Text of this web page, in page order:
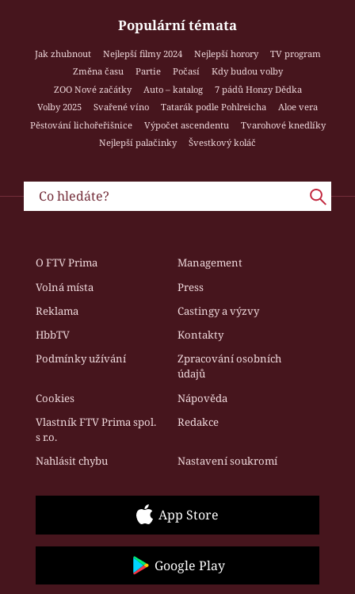
Populární témata
Jak zhubnout Nejlepší filmy 2024 Nejlepší horory
TV program
Změna času
Partie Počasí
Kdy budou volby
ZOO Nové začátky
Auto – katalog
7 pádů Honzy Dědka
Volby 2025
Svařené víno Tatarák podle Pohlreicha
Aloe vera
Pěstování lichořeřišnice
Výpočet ascendentu
Tvarohové knedlíky
Nejlepší palačinky
Švestkový koláč
O FTV Prima
Management
Volná místa
Press
Reklama
Castingy a výzvy
HbbTV
Kontakty
Podmínky užívání
Zpracování osobních
údajů
Cookies
Nápověda
Vlastník FTV Prima spol.
s r.o.
Redakce
Nahlásit chybu Nastavení soukromí
App Store
Google Play